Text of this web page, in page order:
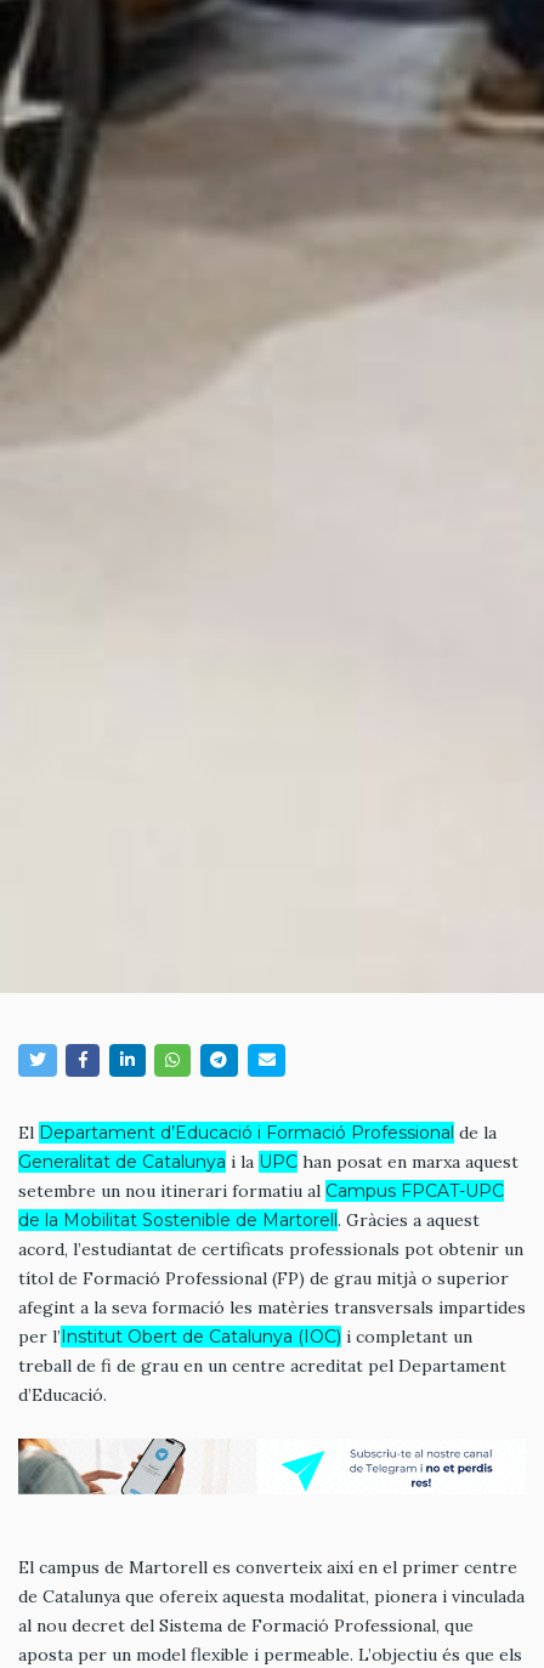
El Departament d’Educació i Formació Professional de la
Generalitat de Catalunya i la UPC han posat en marxa aquest
setembre un nou itinerari formatiu al Campus FPCAT-UPC
de la Mobilitat Sostenible de Martorell. Gràcies a aquest
acord, l’estudiantat de certificats professionals pot obtenir un
títol de Formació Professional (FP) de grau mitjà o superior
afegint a la seva formació les matèries transversals impartides
per l’Institut Obert de Catalunya (IOC) i completant un
treball de fi de grau en un centre acreditat pel Departament
d’Educació.
El campus de Martorell es converteix així en el primer centre
de Catalunya que ofereix aquesta modalitat, pionera i vinculada
al nou decret del Sistema de Formació Professional, que
aposta per un model flexible i permeable. L’objectiu és que els